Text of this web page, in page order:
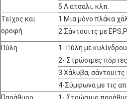
5.Λ ατσάλι, κλπ.
Τείχος και
οροφή
1.Μια μόνο πλάκα
2.Σάντουιτς με
Πύλη
1- Πύλη με
2- Στρώσιμες
3.Χάλυβα, σάντουιτς
4-Σύμφωνα με τις